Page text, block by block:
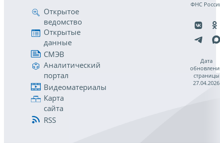
Открытое
ведомство
Открытые
данные
СМЭВ
Аналитический
портал
Видеоматериалы
Карта
сайта
RSS
ФНС
Дата
страницы
27.04.2026